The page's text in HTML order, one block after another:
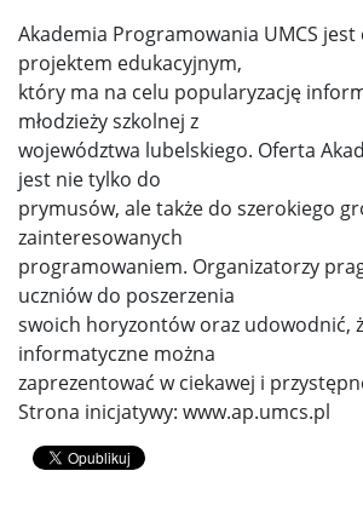
Akademia Programowania UMCS jest
projektem edukacyjnym,
który ma na celu popularyzację
młodzieży szkolnej z
województwa lubelskiego. Oferta
jest nie tylko do
prymusów, ale także do szerokiego
zainteresowanych
programowaniem. Organizatorzy
uczniów do poszerzenia
swoich horyzontów oraz udowodnić,
informatyczne można
zaprezentować w ciekawej i
Strona inicjatywy: www.ap.umcs.pl